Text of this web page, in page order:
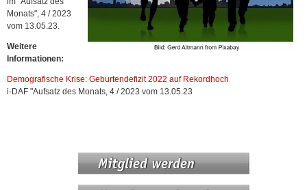
Monats", 4 / 2023
vom 13.05.23.
Weitere
Informationen:
Demografische Krise: Geburtendefizit 2022 auf Rekordhoch
i-DAF "Aufsatz des Monats, 4 / 2023 vom 13.05.23